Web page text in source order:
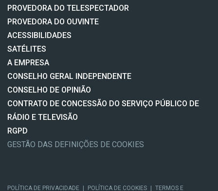
PROVEDORA DO TELESPECTADOR
PROVEDORA DO OUVINTE
ACESSIBILIDADES
SATÉLITES
A EMPRESA
CONSELHO GERAL INDEPENDENTE
CONSELHO DE OPINIÃO
CONTRATO DE CONCESSÃO DO SERVIÇO PÚBLICO DE
RÁDIO E TELEVISÃO
RGPD
GESTÃO DAS DEFINIÇÕES DE COOKIES
POLÍTICA DE PRIVACIDADE | POLÍTICA DE COOKIES | TERMOS E